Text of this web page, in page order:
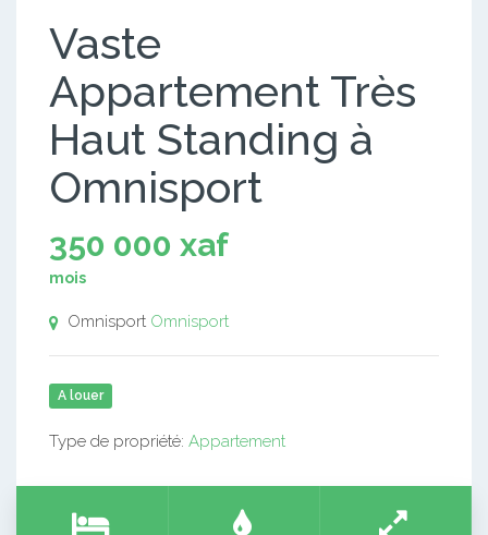
Vaste
Appartement Très
Haut Standing à
Omnisport
350 000 xaf
mois
Omnisport Omnisport
A louer
Type de propriété: Appartement